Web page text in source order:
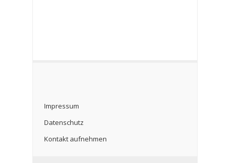
Impressum
Datenschutz
Kontakt aufnehmen